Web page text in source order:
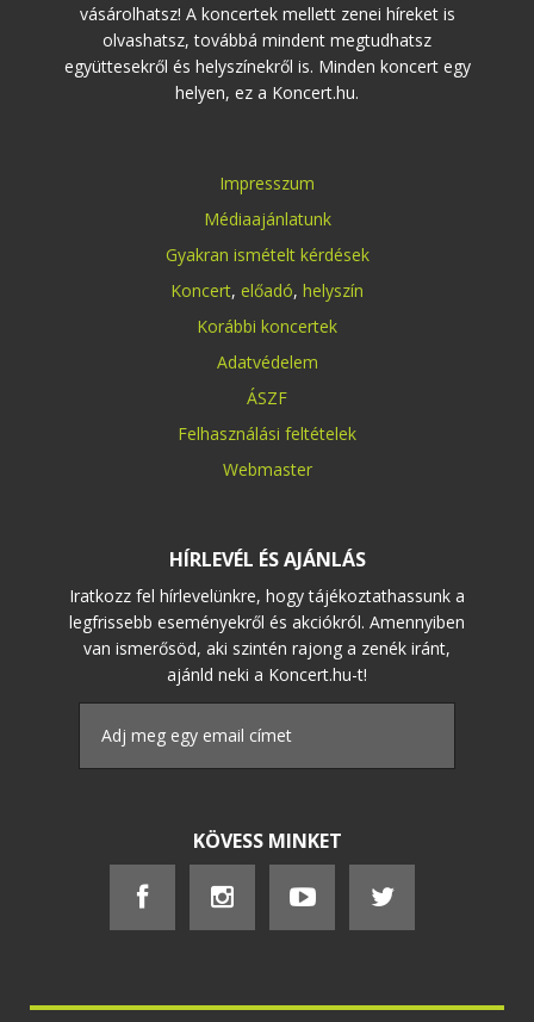
vásárolhatsz! A koncertek mellett zenei híreket is
olvashatsz, továbbá mindent megtudhatsz
együttesekről és helyszínekről is. Minden koncert egy
helyen, ez a Koncert.hu.
Impresszum
Médiaajánlatunk
Gyakran ismételt kérdések
Koncert, előadó, helyszín
Korábbi koncertek
Adatvédelem
ÁSZF
Felhasználási feltételek
Webmaster
HÍRLEVÉL ÉS AJÁNLÁS
Iratkozz fel hírlevelünkre, hogy tájékoztathassunk a
legfrissebb eseményekről és akciókról. Amennyiben
van ismerősöd, aki szintén rajong a zenék iránt,
ajánld neki a Koncert.hu-t!
KÖVESS MINKET